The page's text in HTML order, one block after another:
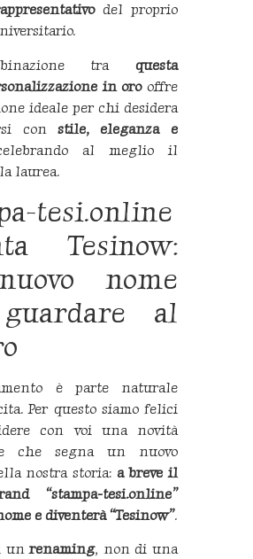
del proprio
tra questa
in orooffre
ideale per chi desidera
con stile, eleganza e
al meglio il
laurea.
tesi.online
Tesinow:
nome
al
è parte naturale
Per questo siamo felici
con voi una novità
che segna un nuovo
nostra storia: a breve il
“stampa-tesi.online”
e diventerà “Tesinow”.
unrenaming, non di una